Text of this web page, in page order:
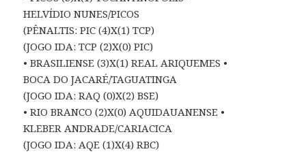
HELVÍDIO NUNES/PICOS
(PÊNALTIS: PIC (4)X(1) TCP)
(JOGO IDA: TCP (2)X(0) PIC)
• BRASILIENSE (3)X(1) REAL ARIQUEMES •
BOCA DO JACARÉ/TAGUATINGA
(JOGO IDA: RAQ (0)X(2) BSE)
• RIO BRANCO (2)X(0) AQUIDAUANENSE •
KLEBER ANDRADE/CARIACICA
(JOGO IDA: AQE (1)X(4) RBC)